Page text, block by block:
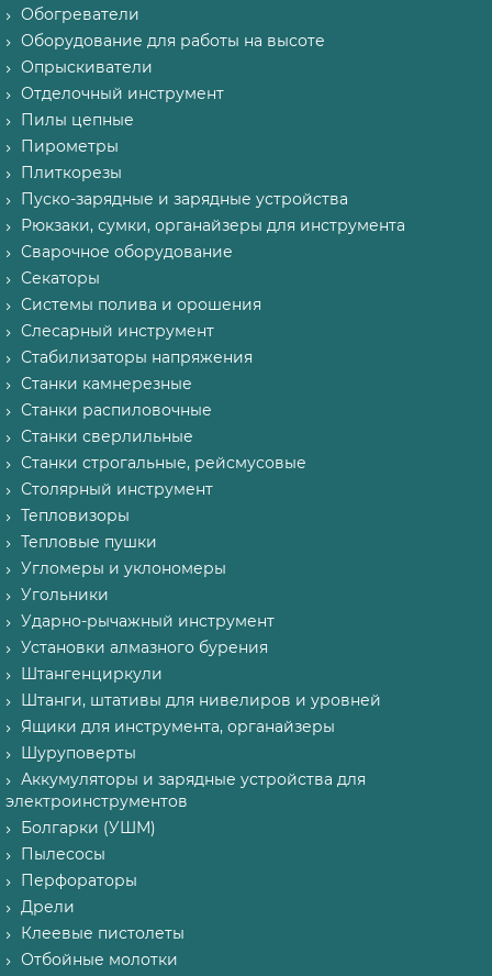
Обогреватели
Оборудование для работы на высоте
Опрыскиватели
Отделочный инструмент
Пилы цепные
Пирометры
Плиткорезы
Пуско-зарядные и зарядные устройства
Рюкзаки, сумки, органайзеры для инструмента
Сварочное оборудование
Секаторы
Системы полива и орошения
Слесарный инструмент
Стабилизаторы напряжения
Станки камнерезные
Станки распиловочные
Станки сверлильные
Станки строгальные, рейсмусовые
Столярный инструмент
Тепловизоры
Тепловые пушки
Угломеры и уклономеры
Угольники
Ударно-рычажный инструмент
Установки алмазного бурения
Штангенциркули
Штанги, штативы для нивелиров и уровней
Ящики для инструмента, органайзеры
Шуруповерты
Аккумуляторы и зарядные устройства для
электроинструментов
Болгарки (УШМ)
Пылесосы
Перфораторы
Дрели
Клеевые пистолеты
Отбойные молотки